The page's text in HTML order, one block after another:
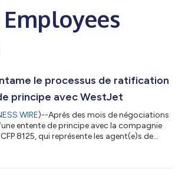
le processus de ratification
principe avec WestJet
WIRE)--Après des mois de négociations
entente de principe avec la compagnie
8125, qui représente les agent(e)s de
membres et seront discutés en détail lors